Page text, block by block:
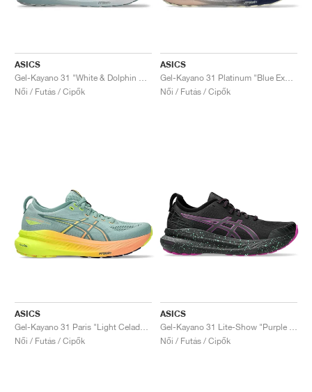
ASICS
Gel-Kayano 31 "White & Dolphin Grey"
Női / Futás / Cipők
ASICS
Gel-Kayano 31 Platinum "Blue Expanse & Rose Gold"
Női / Futás / Cipők
ASICS
Gel-Kayano 31 Paris "Light Celadon & Safety Yellow"
Női / Futás / Cipők
ASICS
Gel-Kayano 31 Lite-Show "Purple Spectrum"
Női / Futás / Cipők